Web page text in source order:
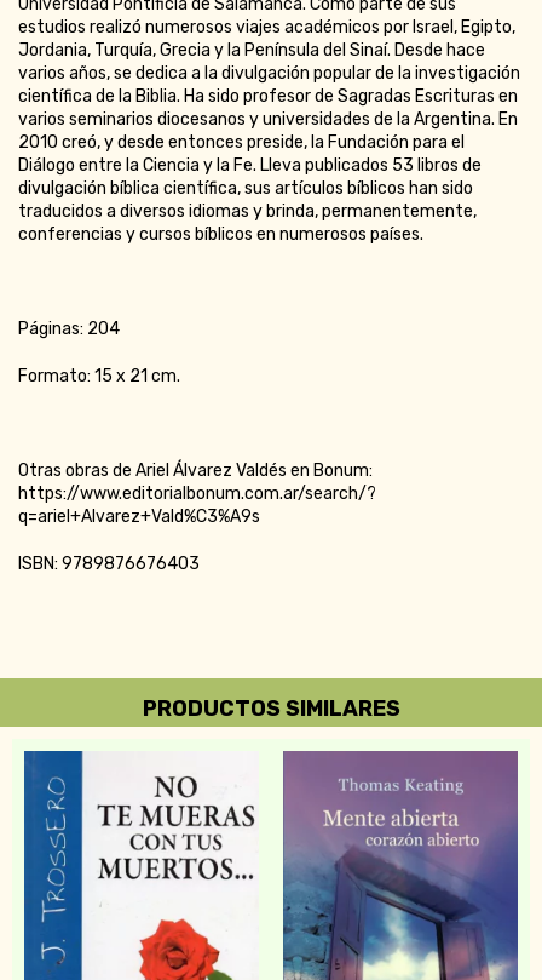
estudios realizó numerosos viajes académicos por Israel, Egipto,
Jordania, Turquía, Grecia y la Península del Sinaí. Desde hace
varios años, se dedica a la divulgación popular de la investigación
científica de la Biblia. Ha sido profesor de Sagradas Escrituras en
varios seminarios diocesanos y universidades de la Argentina. En
2010 creó, y desde entonces preside, la Fundación para el
Diálogo entre la Ciencia y la Fe. Lleva publicados 53 libros de
divulgación bíblica científica, sus artículos bíblicos han sido
traducidos a diversos idiomas y brinda, permanentemente,
conferencias y cursos bíblicos en numerosos países.
Páginas: 204
Formato: 15 x 21 cm.
Otras obras de Ariel Álvarez Valdés en Bonum:
https://www.editorialbonum.com.ar/search/?
q=ariel+Alvarez+Vald%C3%A9s
ISBN: 9789876676403
PRODUCTOS SIMILARES